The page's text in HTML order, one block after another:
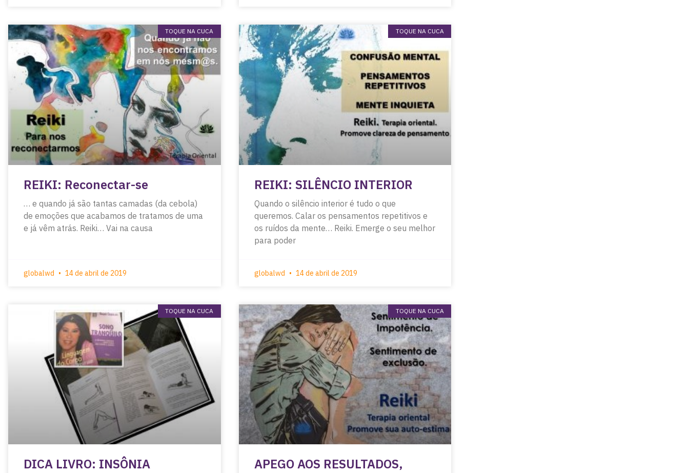
TOQUE NA CUCA
REIKI: Reconectar-se
… e quando já são tantas camadas (da cebola)
de emoções que acabamos de tratamos de uma
e já vêm atrás. Reiki… Vai na causa
globalwd 14 de abril de 2019
TOQUE NA CUCA
REIKI: SILÊNCIO INTERIOR
Quando o silêncio interior é tudo o que
queremos. Calar os pensamentos repetitivos e
os ruídos da mente… Reiki. Emerge o seu melhor
para poder
globalwd 14 de abril de 2019
TOQUE NA CUCA
DICA LIVRO: INSÔNIA
TOQUE NA CUCA
APEGO AOS RESULTADOS,